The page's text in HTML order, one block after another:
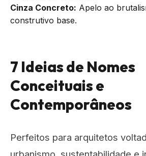
Cinza Concreto: Apelo ao
construtivo base.
7 Ideias de Nomes
Conceituais e
Contemporâneos
Perfeitos para arquitetos